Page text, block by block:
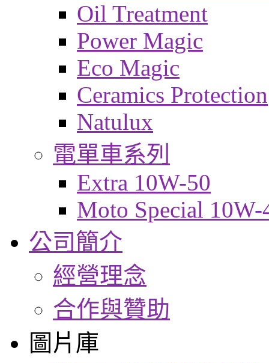
Oil Treatment
Power Magic
Eco Magic
Ceramics Protection
Natulux
電單車系列
Extra 10W-50
Moto Special 10W-
公司簡介
經營理念
合作與贊助
圖片庫